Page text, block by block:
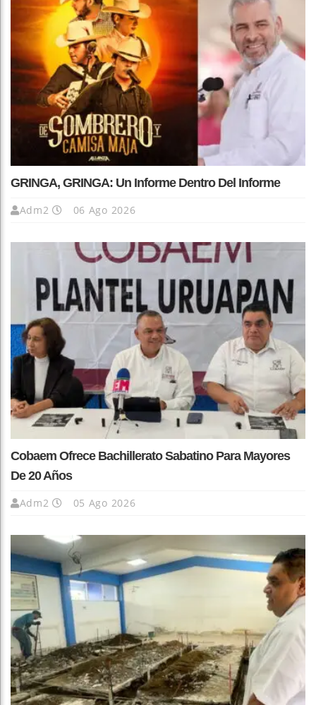
GRINGA, GRINGA: Un Informe Dentro Del Informe
Adm2 06 Ago 2026
Cobaem Ofrece Bachillerato Sabatino Para Mayores
De 20 Años
Adm2 05 Ago 2026